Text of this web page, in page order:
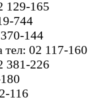
129-165
744
144
тел: 02 117-160
381-226
116